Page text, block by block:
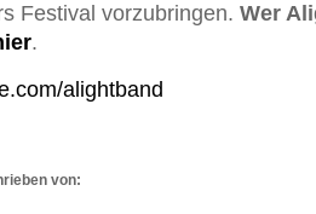
Festival vorzubringen. Wer
.
alightband
von: